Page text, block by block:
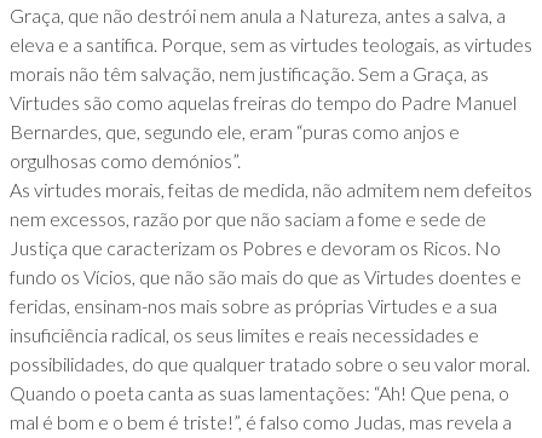
Graça, que não destrói nem anula a Natureza, antes a salva, a
eleva e a santifica. Porque, sem as virtudes teologais, as virtudes
morais não têm salvação, nem justificação. Sem a Graça, as
Virtudes são como aquelas freiras do tempo do Padre Manuel
Bernardes, que, segundo ele, eram “puras como anjos e
orgulhosas como demónios”.
As virtudes morais, feitas de medida, não admitem nem defeitos
nem excessos, razão por que não saciam a fome e sede de
Justiça que caracterizam os Pobres e devoram os Ricos. No
fundo os Vícios, que não são mais do que as Virtudes doentes e
feridas, ensinam-nos mais sobre as próprias Virtudes e a sua
insuficiência radical, os seus limites e reais necessidades e
possibilidades, do que qualquer tratado sobre o seu valor moral.
Quando o poeta canta as suas lamentações: “Ah! Que pena, o
mal é bom e o bem é triste!”, é falso como Judas, mas revela a